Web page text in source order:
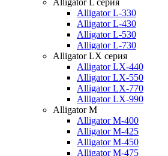
Alligator L-330
Alligator L-430
Alligator L-530
Alligator L-730
Alligator LX серия
Alligator LX-440
Alligator LX-550
Alligator LX-770
Alligator LX-990
Alligator M
Alligator M-400
Alligator M-425
Alligator M-450
Alligator M-475